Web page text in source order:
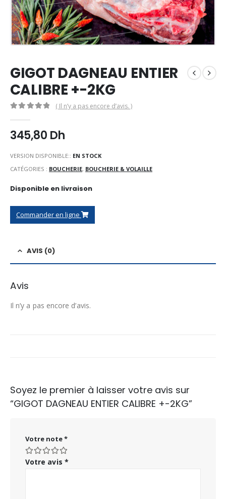
GIGOT DAGNEAU ENTIER
CALIBRE +-2KG
( Il n’y a pas encore d’avis. )
345,80 Dh
VERSION DISPONIBLE:: EN STOCK
CATÉGORIES : BOUCHERIE, BOUCHERIE & VOLAILLE
Disponible en livraison
Commander en ligne
AVIS (0)
Avis
Il n’y a pas encore d’avis.
Soyez le premier à laisser votre avis sur
“GIGOT DAGNEAU ENTIER CALIBRE +-2KG”
Votre note*
Votre avis *